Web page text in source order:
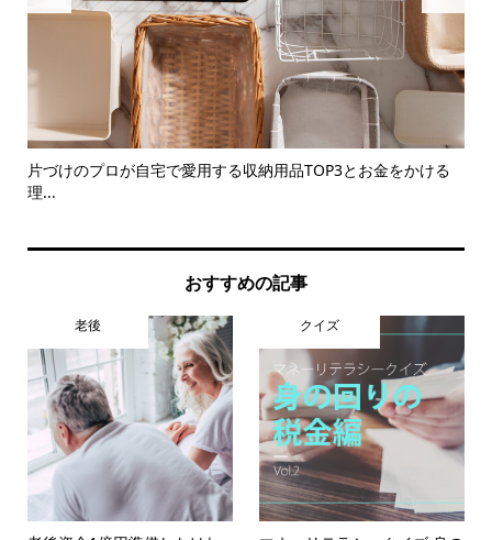
片づけのプロが自宅で愛用する収納用品TOP3とお金をかける
理...
おすすめの記事
老後 クイズ